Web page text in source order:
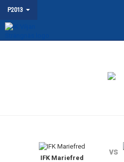
P2013
BILDGALLERIIFK Mariefred
vs